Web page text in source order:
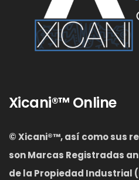
Xicani®™ Online
© Xicani®™, así como sus
son Marcas Registradas
de la Propiedad Industrial